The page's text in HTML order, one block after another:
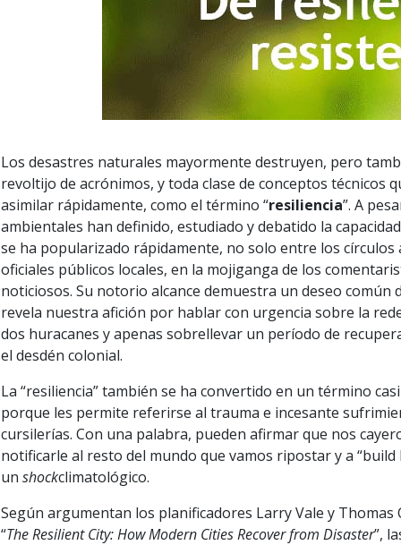
Los desastres naturales mayormente destruyen, pero
revoltijo de acrónimos, y toda clase de conceptos técnicos
asimilar rápidamente, como el término “resiliencia”. A
ambientales han definido, estudiado y debatido la
se ha popularizado rápidamente, no solo entre los
oficiales públicos locales, en la mojiganga de los
noticiosos. Su notorio alcance demuestra un deseo
revela nuestra afición por hablar con urgencia sobre la
dos huracanes y apenas sobrellevar un período de
el desdén colonial.
La “resiliencia” también se ha convertido en un término
porque les permite referirse al trauma e incesante
cursilerías. Con una palabra, pueden afirmar que nos
notificarle al resto del mundo que vamos ripostar y a
un shockclimatológico.
Según argumentan los planificadores Larry Vale y
“The Resilient City: How Modern Cities Recover from Disaster”,